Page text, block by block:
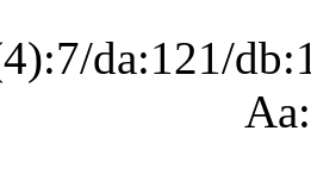
da:121/